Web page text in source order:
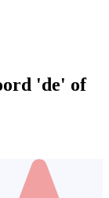
'de' of